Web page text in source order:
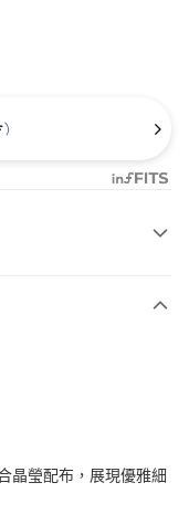
邦商業銀行
晶瑩配布，展現優雅細